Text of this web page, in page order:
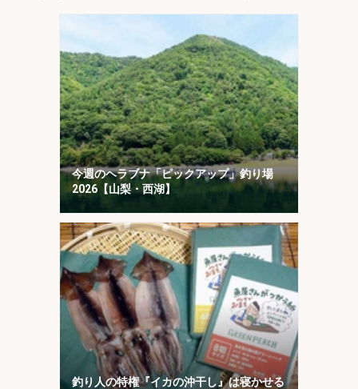
今週のヘラブナ「ピックアップ」釣り場
2026【山梨・西湖】
釣り人の特権『イカの沖干し』は寝かせる